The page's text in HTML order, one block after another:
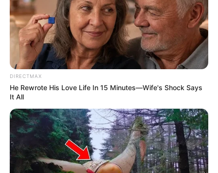
7. The Teacher’s Diary
(foto: netflix)
The Teacher’s Diaryberkisah tentang guru relawan yang datang
DIRECTMAX
He Rewrote His Love Life In 15 Minutes—Wife's Shock Says
It All